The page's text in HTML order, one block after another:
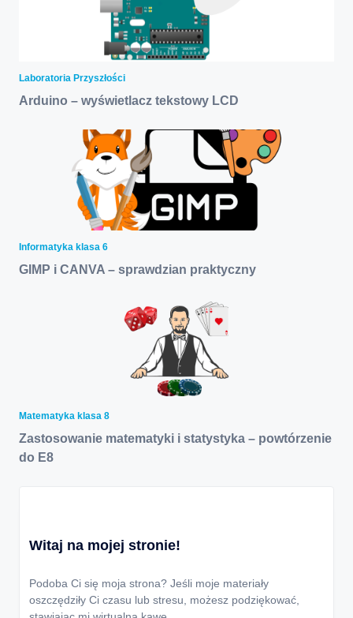
Laboratoria Przyszłości
Arduino – wyświetlacz tekstowy LCD
Informatyka klasa 6
GIMP i CANVA – sprawdzian praktyczny
Matematyka klasa 8
Zastosowanie matematyki i statystyka – powtórzenie
do E8
Witaj na mojej stronie!
Podoba Ci się moja strona? Jeśli moje materiały
oszczędziły Ci czasu lub stresu, możesz podziękować,